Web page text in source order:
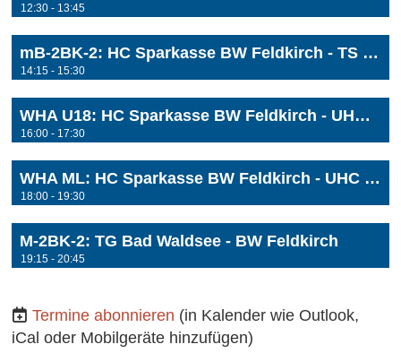
12:30 - 13:45
mB-2BK-2: HC Sparkasse BW Feldkirch - TS Dornbirn
14:15 - 15:30
WHA U18: HC Sparkasse BW Feldkirch - UHC Müllner Bau Stockerau
16:00 - 17:30
WHA ML: HC Sparkasse BW Feldkirch - UHC Müllner Bau Stockerau
18:00 - 19:30
M-2BK-2: TG Bad Waldsee - BW Feldkirch
19:15 - 20:45
Termine abonnieren (in Kalender wie Outlook,
iCal oder Mobilgeräte hinzufügen)